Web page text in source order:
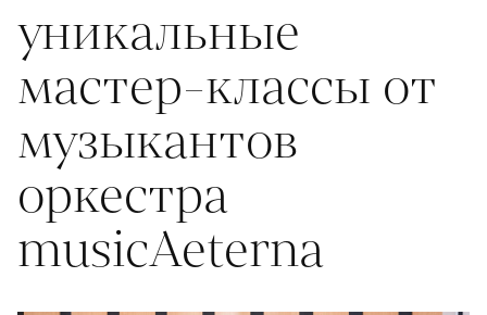
уникальные
мастер-классы от
музыкантов
оркестра
musicAeterna